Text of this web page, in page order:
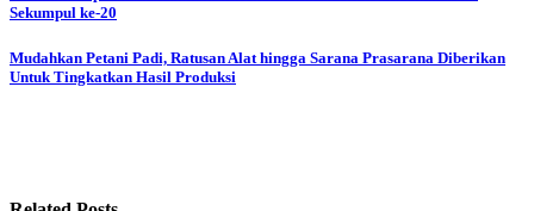
Sekumpul ke-20
Mudahkan Petani Padi, Ratusan Alat hingga Sarana Prasarana Diberikan
Untuk Tingkatkan Hasil Produksi